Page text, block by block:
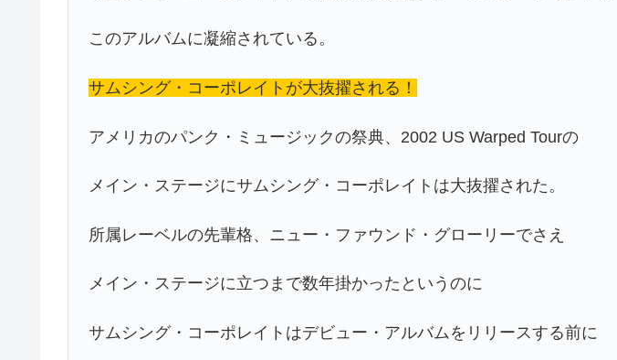
このアルバムに凝縮されている。
サムシング・コーポレイトが大抜擢される！
アメリカのパンク・ミュージックの祭典、2002 US Warped Tourの
メイン・ステージにサムシング・コーポレイトは大抜擢された。
所属レーベルの先輩格、ニュー・ファウンド・グローリーでさえ
メイン・ステージに立つまで数年掛かったというのに
サムシング・コーポレイトはデビュー・アルバムをリリースする前に